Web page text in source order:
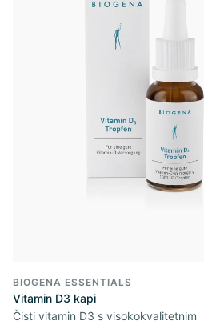
BIOGENA ESSENTIALS
Vitamin D3 kapi
Čisti vitamin D3 s visokokvalitetnim